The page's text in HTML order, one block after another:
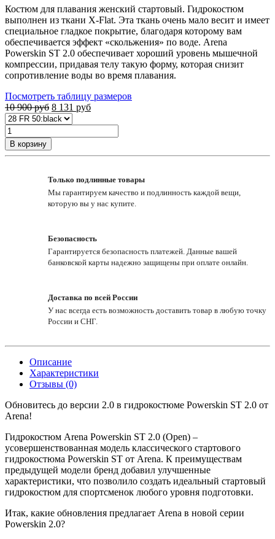
Костюм для плавания женский стартовый. Гидрокостюм
выполнен из ткани X-Flat. Эта ткань очень мало весит и имеет
специальное гладкое покрытие, благодаря которому вам
обеспечивается эффект «скольжения» по воде. Arena
Powerskin ST 2.0 обеспечивает хороший уровень мышечной
компрессии, придавая телу такую форму, которая снизит
сопротивление воды во время плавания.
Посмотреть таблицу размеров
10 900 руб 8 131 руб
В корзину
Только подлинные товары
Мы гарантируем качество и подлинность каждой вещи,
которую вы у нас купите.
Безопасность
Гарантируется безопасность платежей. Данные вашей
банковской карты надежно защищены при оплате онлайн.
Доставка по всей России
У нас всегда есть возможность доставить товар в любую точку
России и СНГ.
Описание
Характеристики
Отзывы (0)
Обновитесь до версии 2.0 в гидрокостюме Powerskin ST 2.0 от
Arena!
Гидрокостюм Arena Powerskin ST 2.0 (Open) –
усовершенствованная модель классического стартового
гидрокостюма Powerskin ST от Arena. К преимуществам
предыдущей модели бренд добавил улучшенные
характеристики, что позволило создать идеальный стартовый
гидрокостюм для спортсменок любого уровня подготовки.
Итак, какие обновления предлагает Arena в новой серии
Powerskin 2.0?